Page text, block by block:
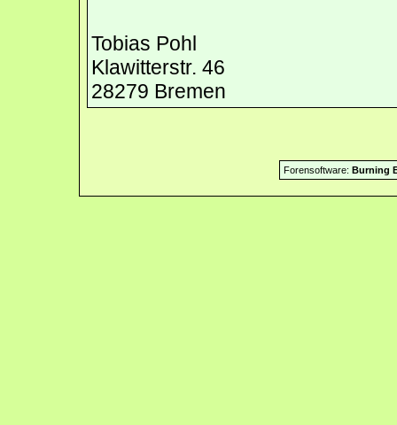
Tobias Pohl
Klawitterstr. 46
28279 Bremen
Forensoftware: Burning